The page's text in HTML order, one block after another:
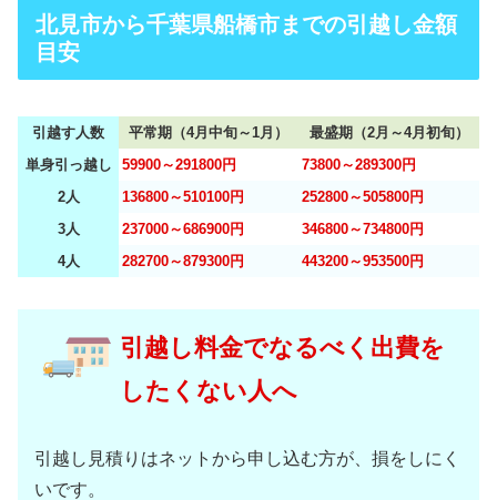
北見市から千葉県船橋市までの引越し金額
目安
引越す人数 平常期（4月中旬～1月）
最盛期（2月～4月初旬）
単身引っ越し
59900～291800円
73800～289300円
2人
136800～510100円
252800～505800円
3人
237000～686900円
346800～734800円
4人
282700～879300円 443200～953500円
引越し料金でなるべく出費を
したくない人へ
引越し見積りはネットから申し込む方が、損をしにく
いです。